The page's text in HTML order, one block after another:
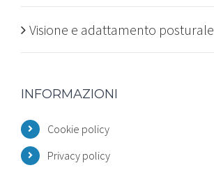
Visione e adattamento posturale
INFORMAZIONI
Cookie policy
Privacy policy